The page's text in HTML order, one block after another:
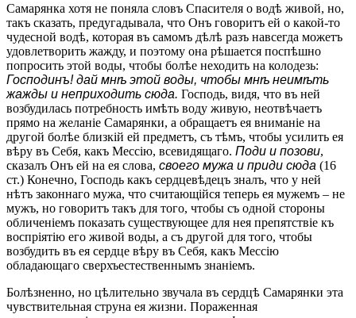
Самарянка хотя не поняла словъ Спасителя о водѣ живой, но,
такъ сказать, предугадывала, что Онъ говоритъ ей о какой-то
чудесной водѣ, которая въ самомъ дѣлѣ разъ навсегда можетъ
удовлетворить жажду, и поэтому она рѣшается поспѣшно
попросить этой воды, чтобы болѣе неходить на колодезь:
Господинъ! дай мнѣ этой воды, чтобы мнѣ неимѣть
жажды и неприходить сюда. Господь, видя, что въ ней
возбудилась потребность имѣть воду живую, неотвѣчаетъ
прямо на желаніе Самарянки, а обращаетъ ея вниманіе на
другой болѣе близкій ей предметъ, съ тѣмъ, чтобы усилить ея
вѣру въ Себя, какъ Мессію, всевидящаго. Поди и позови,
сказалъ Онъ ей на ея слова, своего мужа и приди сюда (16
ст.) Конечно, Господь какъ сердцевѣдецъ зналъ, что у ней
нѣтъ законнаго мужа, что считающійся теперь ея мужемъ – не
мужъ, но говоритъ такъ для того, чтобы съ одной стороны
обличеніемъ показать существующее для нея препятствіе къ
воспріятію его живой воды, а съ другой для того, чтобы
возбудить въ ея сердце вѣру въ Себя, какъ Мессію
обладающаго сверхъестественнымъ знаніемъ.
Болѣзненно, но цѣлительно звучала въ сердцѣ Самарянки эта
чувствительная струна ея жизни. Пораженная